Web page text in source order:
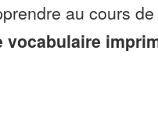
au cours
vocabulaire